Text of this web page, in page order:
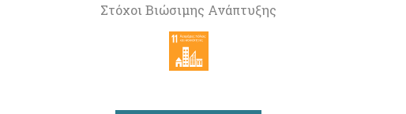
Στόχοι Βιώσιμης Ανάπτυξης